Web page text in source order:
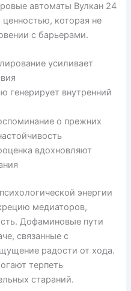
автоматы Вулкан 24
которая не
с барьерами.
усиливает
генерирует внутренний
о прежних
вдохновляют
энергии
медиаторов,
Дофаминовые пути
связанные с
радости от хода.
терпеть
стараний.